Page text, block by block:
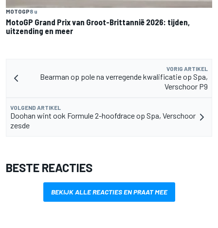
MOTOGP8 u
MotoGP Grand Prix van Groot-Brittannië 2026: tijden,
uitzending en meer
VORIG ARTIKEL
Bearman op pole na verregende kwalificatie op Spa,
Verschoor P9
VOLGEND ARTIKEL
Doohan wint ook Formule 2-hoofdrace op Spa, Verschoor
zesde
BESTE REACTIES
BEKIJK ALLE REACTIES EN PRAAT MEE